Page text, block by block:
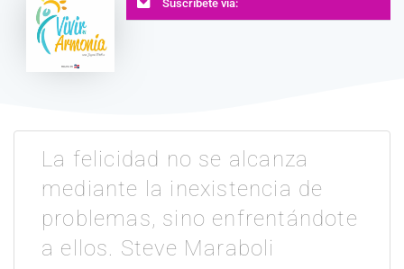
Suscríbete vía:
La felicidad no se alcanza
mediante la inexistencia de
problemas, sino enfrentándote
a ellos. Steve Maraboli